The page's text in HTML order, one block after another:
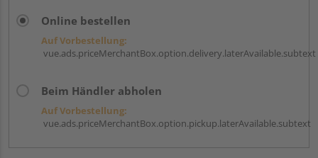
Online bestellen
Auf Vorbestellung:
vue.ads.priceMerchantBox.option.delivery.laterAvailable.subtext
Beim Händler abholen
Auf Vorbestellung:
vue.ads.priceMerchantBox.option.pickup.laterAvailable.subtext